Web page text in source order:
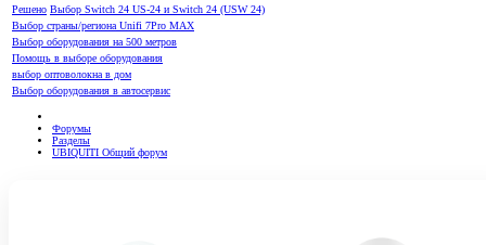
Решено Выбор Switch 24 US-24 и Switch 24 (USW 24)
Выбор страны/региона Unifi 7Pro MAX
Выбор оборудования на 500 метров
Помощь в выборе оборудования
выбор оптоволокна в дом
Выбор оборудования в автосервис
Форумы
Разделы
UBIQUITI Общий форум